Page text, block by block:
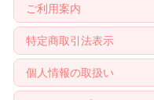
ご利用案内
特定商取引法表示
個人情報の取扱い